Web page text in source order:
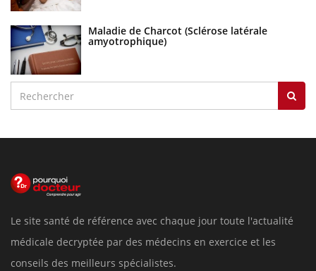
Maladie de Charcot (Sclérose latérale
amyotrophique)
Le site santé de référence avec chaque jour toute l'actualité
médicale decryptée par des médecins en exercice et les
conseils des meilleurs spécialistes.